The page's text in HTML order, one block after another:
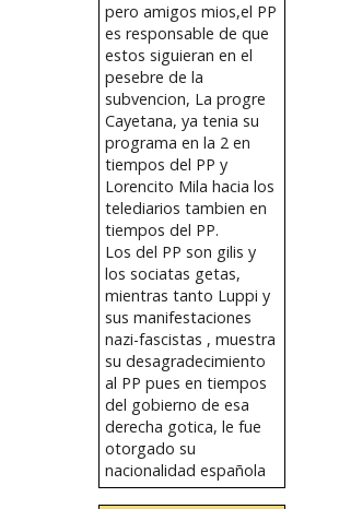
pero amigos mios,el PP
es responsable de que
estos siguieran en el
pesebre de la
subvencion, La progre
Cayetana, ya tenia su
programa en la 2 en
tiempos del PP y
Lorencito Mila hacia los
telediarios tambien en
tiempos del PP.
Los del PP son gilis y
los sociatas getas,
mientras tanto Luppi y
sus manifestaciones
nazi-fascistas , muestra
su desagradecimiento
al PP pues en tiempos
del gobierno de esa
derecha gotica, le fue
otorgado su
nacionalidad española